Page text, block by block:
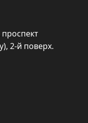
проспект
2-й поверх.